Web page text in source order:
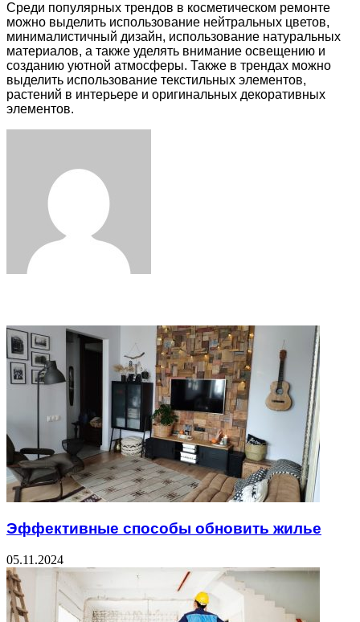
Среди популярных трендов в косметическом ремонте
можно выделить использование нейтральных цветов,
минималистичный дизайн, использование натуральных
материалов, а также уделять внимание освещению и
созданию уютной атмосферы. Также в трендах можно
выделить использование текстильных элементов,
растений в интерьере и оригинальных декоративных
элементов.
Эффективные способы обновить жилье
05.11.2024